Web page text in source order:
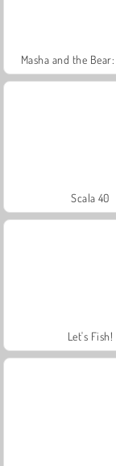
Masha and the
Scala 40
Let's Fish!